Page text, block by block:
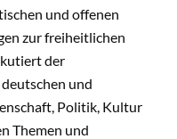
und offenen
zur freiheitlichen
der
und
Politik, Kultur
Themen und